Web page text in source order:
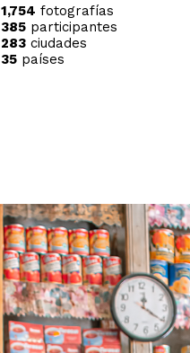
1,754 fotografías
385participantes
283ciudades
35países